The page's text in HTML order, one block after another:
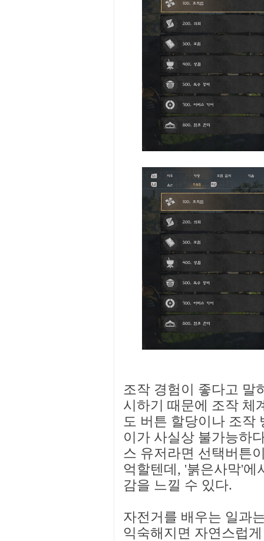
조작 경험이 좋다고 말
시하기 때문에 조작 체
도 버튼 할당이나 조작
이가 사실상 불가능하
스 유저라면 선택버튼
억할텐데, '붉은사막'에
감을 느낄 수 있다.
자전거를 배우는 일과
익숙해지면 자연스럽